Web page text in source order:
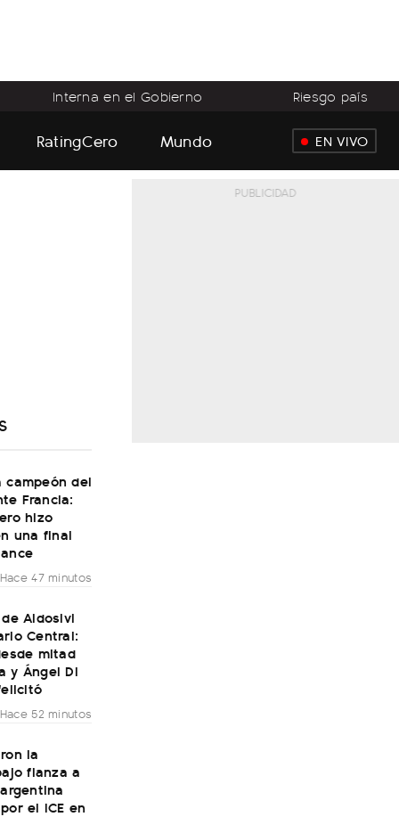
Interna en el Gobierno Riesgo país
RatingCero Mundo EN VIVO
campeón del
Francia:
hizo
una final
Hace 47 minutos
Aldosivi
Central:
mitad
y Ángel Di
Hace 52 minutos
la
fianza a
el ICE en